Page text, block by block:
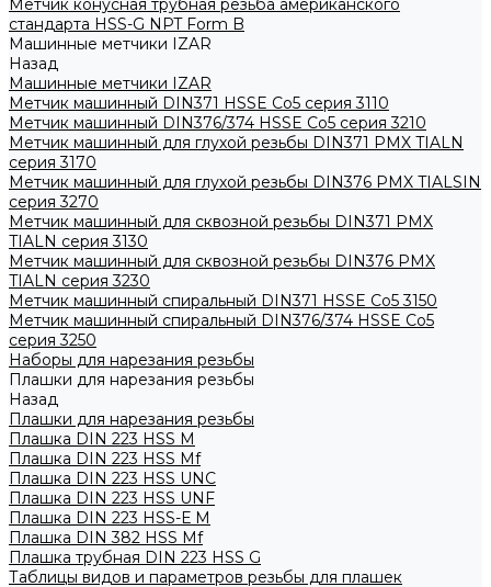
Метчик конусная трубная резьба американского
стандарта HSS-G NPT Form B
Машинные метчики IZAR
Назад
Машинные метчики IZAR
Метчик машинный DIN371 HSSE Co5 серия 3110
Метчик машинный DIN376/374 HSSE Co5 серия 3210
Метчик машинный для глухой резьбы DIN371 PMX TIALN
серия 3170
Метчик машинный для глухой резьбы DIN376 PMX TIALSIN
серия 3270
Метчик машинный для сквозной резьбы DIN371 PMX
TIALN серия 3130
Метчик машинный для сквозной резьбы DIN376 PMX
TIALN серия 3230
Метчик машинный спиральный DIN371 HSSE Co5 3150
Метчик машинный спиральный DIN376/374 HSSE Co5
серия 3250
Наборы для нарезания резьбы
Плашки для нарезания резьбы
Назад
Плашки для нарезания резьбы
Плашка DIN 223 HSS M
Плашка DIN 223 HSS Mf
Плашка DIN 223 HSS UNC
Плашка DIN 223 HSS UNF
Плашка DIN 223 HSS-Е M
Плашка DIN 382 HSS Mf
Плашка трубная DIN 223 HSS G
Таблицы видов и параметров резьбы для плашек